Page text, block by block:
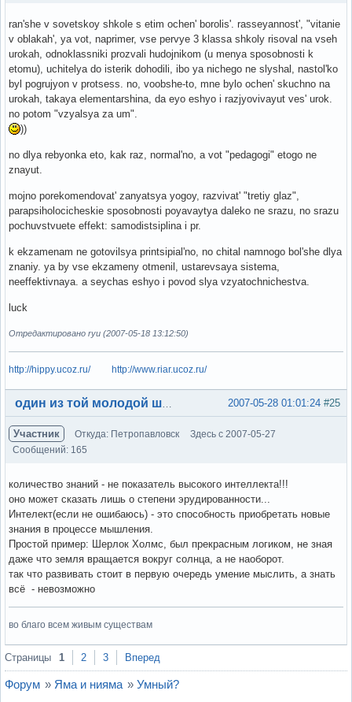
ran'she v sovetskoy shkole s etim ochen' borolis'. rasseyannost', "vitanie
v oblakah', ya vot, naprimer, vse pervye 3 klassa shkoly risoval na vseh
urokah, odnoklassniki prozvali hudojnikom (u menya sposobnosti k
etomu), uchitelya do isterik dohodili, ibo ya nichego ne slyshal, nastol'ko
byl pogrujyon v protsess. no, voobshe-to, mne bylo ochen' skuchno na
urokah, takaya elementarshina, da eyo eshyo i razjyovivayut ves' urok.
no potom "vzyalsya za um".
))
no dlya rebyonka eto, kak raz, normal'no, a vot "pedagogi" etogo ne
znayut.
mojno porekomendovat' zanyatsya yogoy, razvivat' "tretiy glaz",
parapsiholocicheskie sposobnosti poyavaytya daleko ne srazu, no srazu
pochuvstvuete effekt: samodistsiplina i pr.
k ekzamenam ne gotovilsya printsipial'no, no chital namnogo bol'she dlya
znaniy. ya by vse ekzameny otmenil, ustarevsaya sistema,
neeffektivnaya. a seychas eshyo i povod slya vzyatochnichestva.
luck
Отредактировано ryu (2007-05-18 13:12:50)
http://hippy.ucoz.ru/ http://www.riar.ucoz.ru/
Вне форума #25
2007-05-28 01:01:24
один из той молодой шпаны
Участник Откуда: Петропавловск
Здесь с 2007-05-27
Сообщений: 165
количество знаний - не показатель высокого интеллекта!!!
оно может сказать лишь о степени эрудированности...
Интелект(если не ошибаюсь) - это способность приобретать новые
знания в процессе мышления.
Простой пример: Шерлок Холмс, был прекрасным логиком, не зная
даже что земля вращается вокруг солнца, а не наоборот.
так что развивать стоит в первую очередь умение мыслить, а знать
всё - невозможно
во благо всем живым существам
Вне форума
Страницы 1 2 3 Вперед
Форум » Яма и нияма » Умный?